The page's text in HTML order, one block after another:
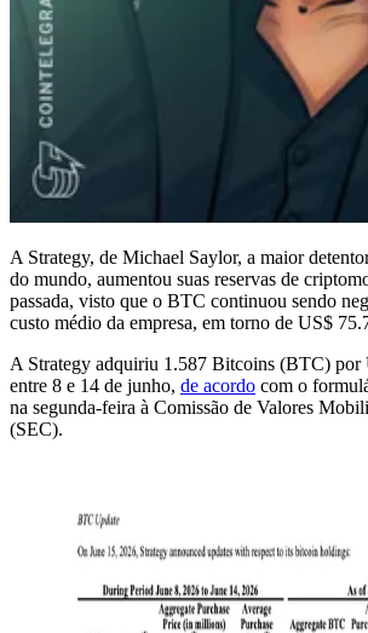
A Strategy, de Michael Saylor, a maior
do mundo, aumentou suas reservas de
passada, visto que o BTC continuou sendo
custo médio da empresa, em torno de US$
A Strategy adquiriu 1.587 Bitcoins (BTC) por
entre 8 e 14 de junho, de acordo com o
na segunda-feira à Comissão de Valores
(SEC).